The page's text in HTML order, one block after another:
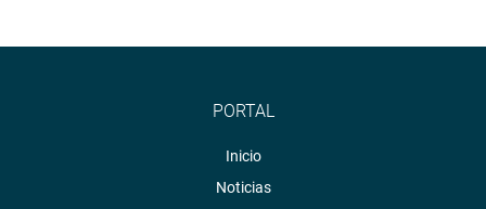
PORTAL
Inicio
Noticias